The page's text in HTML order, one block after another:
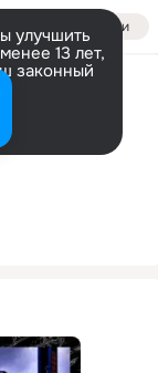
Войти
улучшить
13 лет,
законный